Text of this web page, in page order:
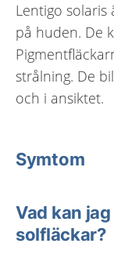
Lentigo
på huden. De
strålning. De
och i ansiktet.
Symtom
Vad kan
solfläckar?